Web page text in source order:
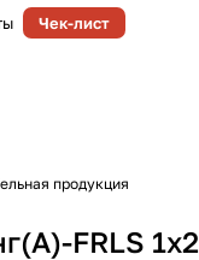
Чек-лист
продукция
FRLS